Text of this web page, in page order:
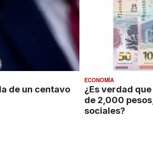
de un centavo
ECONOMÍA
¿Es verdad
de 2,000
sociales?